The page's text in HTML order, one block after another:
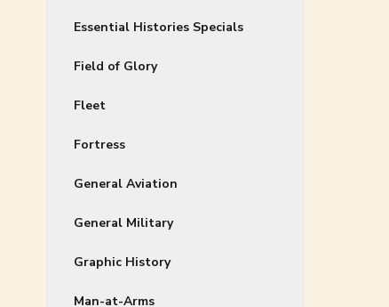
Essential Histories Specials
Field of Glory
Fleet
Fortress
General Aviation
General Military
Graphic History
Man-at-Arms